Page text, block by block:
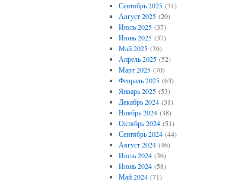
Сентябрь 2025(31)
Август 2025(20)
Июль 2025(37)
Июнь 2025(37)
Май 2025(36)
Апрель 2025(52)
Март 2025(70)
Февраль 2025(63)
Январь 2025(53)
Декабрь 2024(31)
Ноябрь 2024(38)
Октябрь 2024(51)
Сентябрь 2024(44)
Август 2024(46)
Июль 2024(36)
Июнь 2024(58)
Май 2024(71)